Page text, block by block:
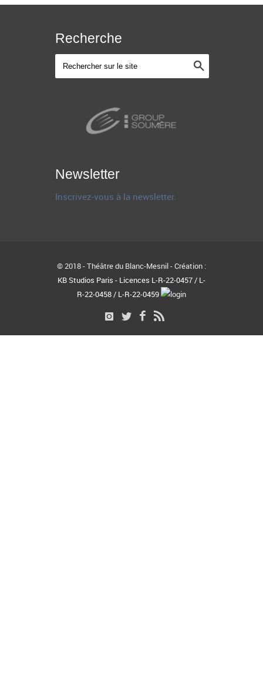
Recherche
Newsletter
Inscrivez-vous à la newsletter.
© 2018 - Théâtre du Blanc-Mesnil - Création :
KB Studios Paris - Licences L-R-22-0457 / L-
R-22-0458 / L-R-22-0459